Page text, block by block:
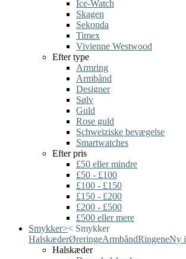
Ice-Watch
Skagen
Sekonda
Timex
Vivienne Westwood
Efter type
Armring
Armbånd
Designer
Sølv
Guld
Rose guld
Schweiziske bevægelse
Smartwatches
Efter pris
£50 eller mindre
£50 - £100
£100 - £150
£150 - £200
£200 - £500
£500 eller mere
Smykker>< Smykker
HalskæderØreringeArmbåndRingeneNy i
Halskæder